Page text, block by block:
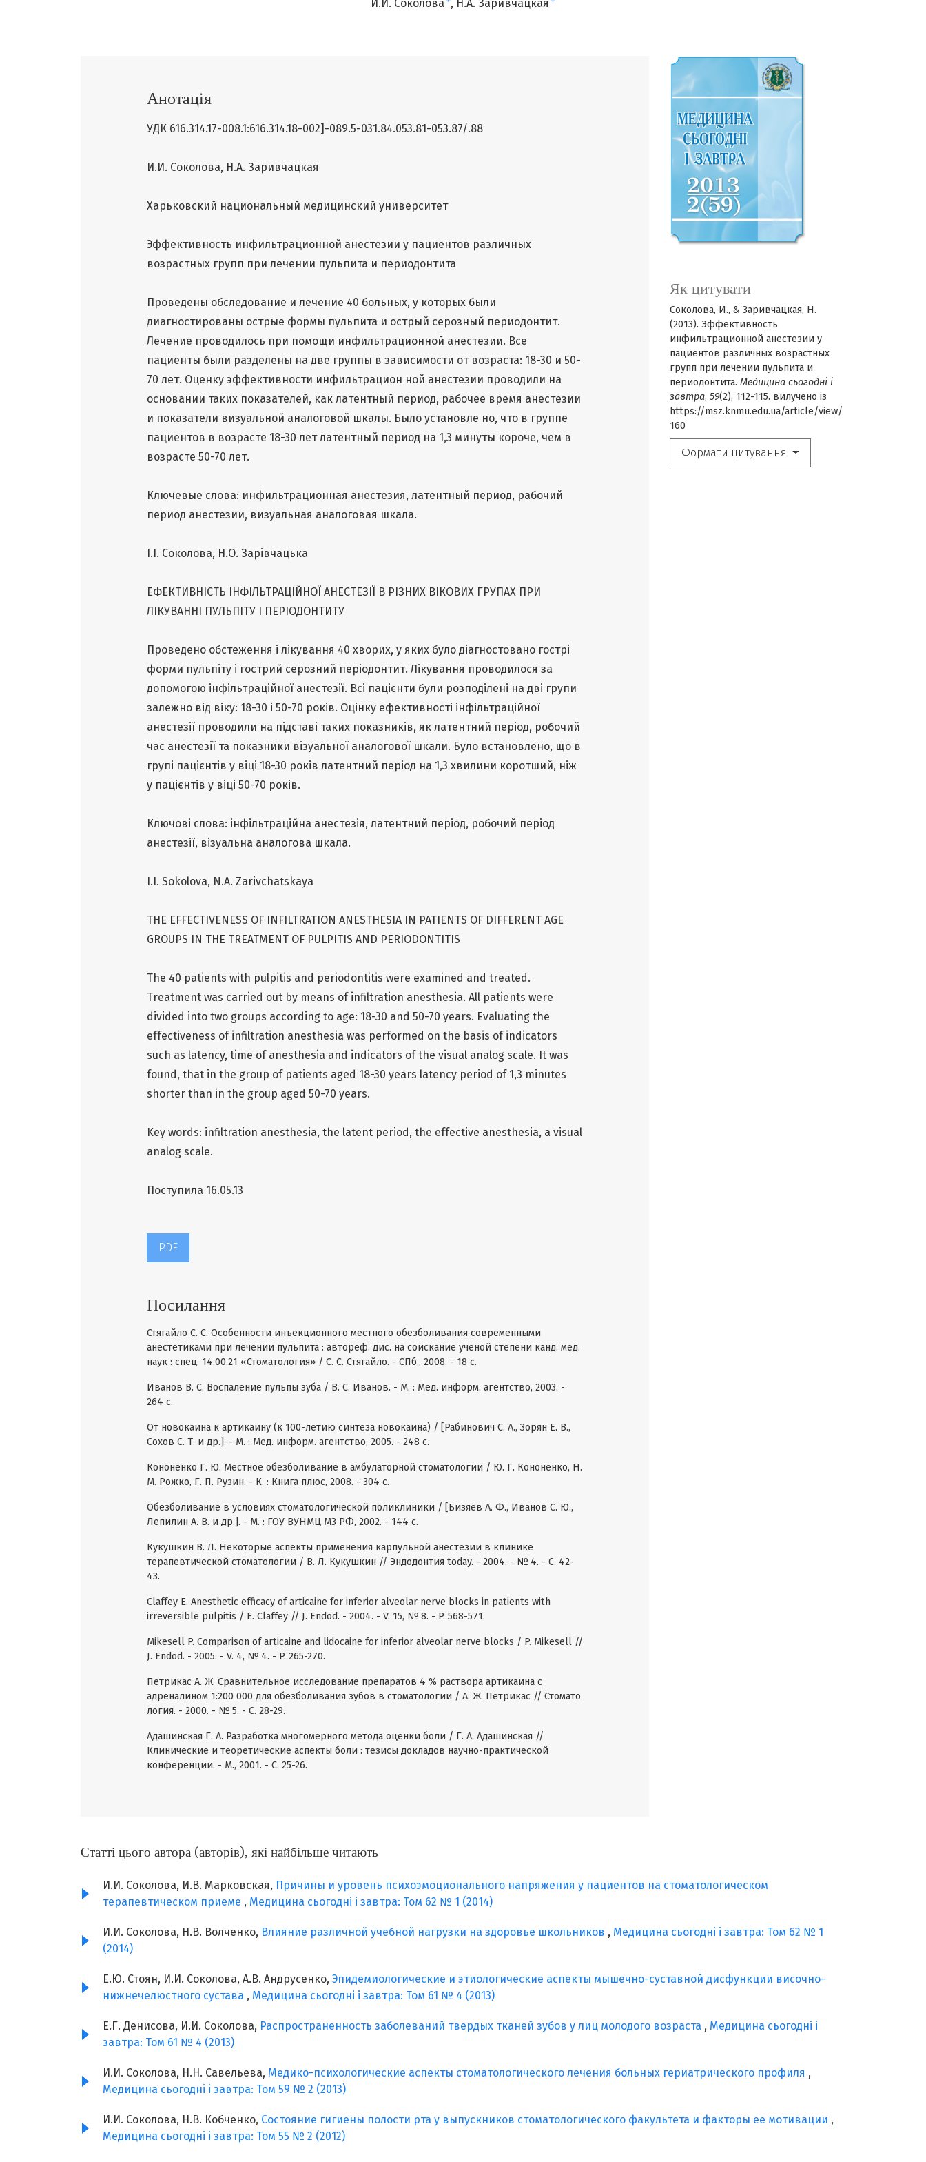
И.И. Соколова Н.А. Заривчацкая
Як цитувати
Соколова, И., & Заривчацкая, Н.
(2013). Эффективность
инфильтрационной анестезии у
пациентов различных возрастных
групп при лечении пульпита и
периодонтита. Медицина сьогодні і
завтра, 59(2), 112-115. вилучено із
https://msz.knmu.edu.ua/article/view/
160
Формати цитування
Анотація
УДК 616.314.17-008.1:616.314.18-002]-089.5-031.84.053.81-053.87/.88
И.И. Соколова, Н.А. Заривчацкая
Харьковский национальный медицинский университет
Эффективность инфильтрационной анестезии у пациентов различных
возрастных групп при лечении пульпита и периодонтита
Проведены обследование и лечение 40 больных, у которых были
диагностированы острые формы пульпита и острый серозный периодонтит.
Лечение проводилось при помощи инфильтрационной анестезии. Все
пациенты были разделены на две группы в зависимости от возраста: 18-30 и 50-
70 лет. Оценку эффективности инфильтрацион ной анестезии проводили на
основании таких показателей, как латентный период, рабочее время анестезии
и показатели визуальной аналоговой шкалы. Было установле но, что в группе
пациентов в возрасте 18-30 лет латентный период на 1,3 минуты короче, чем в
возрасте 50-70 лет.
Ключевые слова: инфильтрационная анестезия, латентный период, рабочий
период анестезии, визуальная аналоговая шкала.
І.І. Соколова, Н.О. Зарівчацька
ЕФЕКТИВНІСТЬ ІНФІЛЬТРАЦІЙНОЇ АНЕСТЕЗІЇ В РІЗНИХ ВІКОВИХ ГРУПАХ ПРИ
ЛІКУВАННІ ПУЛЬПІТУ І ПЕРІОДОНТИТУ
Проведено обстеження і лікування 40 хворих, у яких було діагностовано гострі
форми пульпіту і гострий серозний періодонтит. Лікування проводилося за
допомогою інфільтраційної анестезії. Всі пацієнти були розподілені на дві групи
залежно від віку: 18-30 і 50-70 років. Оцінку ефективності інфільтраційної
анестезії проводили на підставі таких показників, як латентний період, робочий
час анестезії та показники візуальної аналогової шкали. Було встановлено, що в
групі пацієнтів у віці 18-30 років латентний період на 1,3 хвилини коротший, ніж
у пацієнтів у віці 50-70 років.
Ключові слова: інфільтраційна анестезія, латентний період, робочий період
анестезії, візуальна аналогова шкала.
I.I. Sokolova, N.A. Zarivchatskaya
THE EFFECTIVENESS OF INFILTRATION ANESTHESIA IN PATIENTS OF DIFFERENT AGE
GROUPS IN THE TREATMENT OF PULPITIS AND PERIODONTITIS
The 40 patients with pulpitis and periodontitis were examined and treated.
Treatment was carried out by means of infiltration anesthesia. All patients were
divided into two groups according to age: 18-30 and 50-70 years. Evaluating the
effectiveness of infiltration anesthesia was performed on the basis of indicators
such as latency, time of anesthesia and indicators of the visual analog scale. It was
found, that in the group of patients aged 18-30 years latency period of 1,3 minutes
shorter than in the group aged 50-70 years.
Key words: infiltration anesthesia, the latent period, the effective anesthesia, a visual
analog scale.
Поступила 16.05.13
PDF
Посилання
Стягайло С. С. Особенности инъекционного местного обезболивания современными
анестетиками при лечении пульпита : автореф. дис. на соискание ученой степени канд. мед.
наук : спец. 14.00.21 «Стоматология» / С. С. Стягайло. - СПб., 2008. - 18 с.
Иванов B. C. Воспаление пульпы зуба / B. C. Иванов. - М. : Мед. информ. агентство, 2003. -
264 с.
От новокаина к артикаину (к 100-летию синтеза новокаина) / [Рабинович С. А., Зорян Е. В.,
Сохов С. Т. и др.]. - М. : Мед. информ. агентство, 2005. - 248 с.
Кононенко Г. Ю. Местное обезболивание в амбулаторной стоматологии / Ю. Г. Кононенко, Н.
М. Рожко, Г. П. Рузин. - К. : Книга плюс, 2008. - 304 с.
Обезболивание в условиях стоматологической поликлиники / [Бизяев А. Ф., Иванов С. Ю.,
Лепилин А. В. и др.]. - М. : ГОУ ВУНМЦ МЗ РФ, 2002. - 144 с.
Кукушкин В. Л. Некоторые аспекты применения карпульной анестезии в клинике
терапевтической стоматологии / В. Л. Кукушкин // Эндодонтия today. - 2004. - № 4. - С. 42-
43.
Claffey E. Anesthetic efficacy of articaine for inferior alveolar nerve blocks in patients with
irreversible pulpitis / E. Claffey // J. Endod. - 2004. - V. 15, № 8. - P. 568-571.
Mikesell P. Comparison of articaine and lidocaine for inferior alveolar nerve blocks / P. Mikesell //
J. Endod. - 2005. - V. 4, № 4. - P. 265-270.
Петрикас А. Ж. Сравнительное исследование препаратов 4 % раствора артикаина с
адреналином 1:200 000 для обезболивания зубов в стоматологии / А. Ж. Петрикас // Стомато
логия. - 2000. - № 5. - С. 28-29.
Адашинская Г. А. Разработка многомерного метода оценки боли / Г. А. Адашинская //
Клинические и теоретические аспекты боли : тезисы докладов научно-практической
конференции. - М., 2001. - С. 25-26.
Статті цього автора (авторів), які найбільше читають
И.И. Соколова, И.В. Марковская, Причины и уровень психоэмоционального напряжения у пациентов на стоматологическом
терапевтическом приеме , Медицина сьогодні і завтра: Том 62 № 1 (2014)
И.И. Соколова, Н.В. Волченко, Влияние различной учебной нагрузки на здоровье школьников , Медицина сьогодні і завтра: Том 62 № 1
(2014)
Е.Ю. Стоян, И.И. Соколова, А.В. Андрусенко, Эпидемиологические и этиологические аспекты мышечно-суставной дисфункции височно-
нижнечелюстного сустава , Медицина сьогодні і завтра: Том 61 № 4 (2013)
Е.Г. Денисова, И.И. Соколова, Распространенность заболеваний твердых тканей зубов у лиц молодого возраста , Медицина сьогодні і
завтра: Том 61 № 4 (2013)
И.И. Соколова, Н.Н. Савельева, Медико-психологические аспекты стоматологического лечения больных гериатрического профиля ,
Медицина сьогодні і завтра: Том 59 № 2 (2013)
И.И. Соколова, Н.В. Кобченко, Состояние гигиены полости рта у выпускников стоматологического факультета и факторы ее мотивации ,
Медицина сьогодні і завтра: Том 55 № 2 (2012)